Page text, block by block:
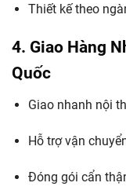
Thiết kế theo
4. Giao Hàng
Quốc
Giao nhanh nội
Hỗ trợ vận
Đóng gói cẩn